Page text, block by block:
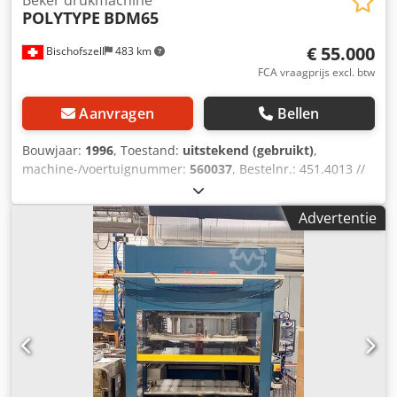
Bischofszell 483 km
POLYTYPE BDM65
€ 55.000
FCA vraagprijs excl. btw
Aanvragen Bellen
Bouwjaar: 1996, Toestand: uitstekend (gebruikt),
machine-/voertuignummer: 560037, Bestelnr.: 451.4013 //
Nr. 2620 Kleuren: 6 // Capaciteit: tot 36.000 kopjes per uur
Uitrusting / verdere details: Bestaat uit: - Stapeleenheid -
Drukmachine - Bekergeleiders - Herstapeleenheid Max.
Diameter rand beker: 130 mm Min. diameter bekerrand:
55 mm Dodehbvrnopfx Aiyeck Productiesnelheid
afhankelijk van bekergrootte, kwaliteit en grondstoffen met
UV-droging: tot 24.000 Be/h (zonder positionering) Met
positionering 12.000 - 15.000 Be/h afhankelijk van beker,
formaat en klep. Elektrisch aangesloten vermogen met
drogen: ca. 26 kVA Elektrische aansluiting: 3 x 400 V, 50 Hz
Luchtaansluiting / verbruik: 6 bar / ca. 50 m3/h Gewicht:
ca. 7.800 kg Deze machine heeft geen positionering.
Advertentie